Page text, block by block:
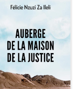
Auberge de la
récit-témoignage
au
parcours
exemplaire de
Mbala Zi Nkuaku
Félix.
intègre,